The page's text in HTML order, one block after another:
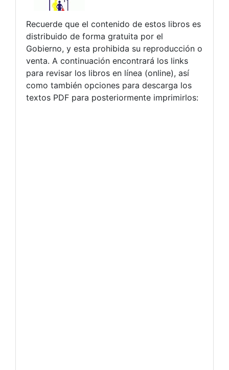
Recuerde que el contenido de estos libros es
distribuido de forma gratuita por el
Gobierno, y esta prohibida su reproducción o
venta. A continuación encontrará los links
para revisar los libros en línea (online), así
como también opciones para descarga los
textos PDF para posteriormente imprimirlos: